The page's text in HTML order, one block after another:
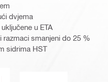
dvjema
u ETA
razmaci smanjeni do 25 %
sidrima HST
energetskog i okolišnog
PROFIS